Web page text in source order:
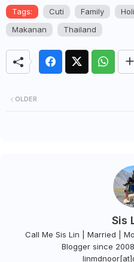
Tags: Cuti Family
Makanan
Thailand
OLDER
Sis
Call Me Sis Lin | Married |
Blogger since